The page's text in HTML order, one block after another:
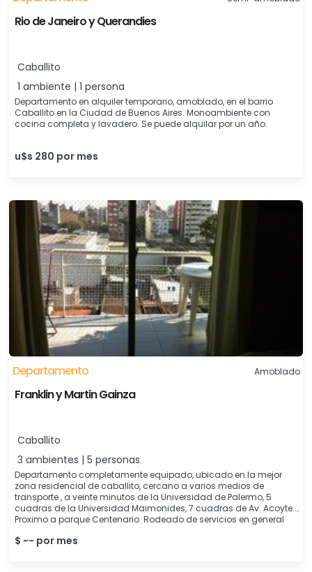
Rio de Janeiro y Querandies
Caballito
1 ambiente | 1 persona
Departamento en alquiler temporario, amoblado, en el barrio
Caballito en la Ciudad de Buenos Aires. Monoambiente con
cocina completa y lavadero. Se puede alquilar por un año.
u$s 280 por mes
Departamento Amoblado
Franklin y Martin Gainza
Caballito
3 ambientes | 5 personas
Departamento completamente equipado, ubicado en la mejor
zona residencial de caballito, cercano a varios medios de
transporte , a veinte minutos de la Universidad de Palermo, 5
cuadras de la Universidad Maimonides, 7 cuadras de Av. Acoyte.
Proximo a parque Centenario. Rodeado de servicios en general
$ -- por mes